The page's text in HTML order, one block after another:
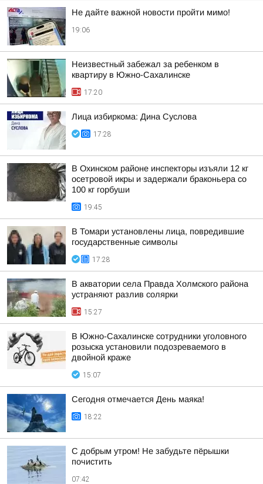
Не дайте важной новости пройти мимо!
19:06
Неизвестный забежал за ребенком в
квартиру в Южно-Сахалинске
17:20
Лица избиркома: Дина Суслова
17:28
В Охинском районе инспекторы изъяли 12 кг
осетровой икры и задержали браконьера со
100 кг горбуши
19:45
В Томари установлены лица, повредившие
государственные символы
17:28
В акватории села Правда Холмского района
устраняют разлив солярки
15:27
В Южно-Сахалинске сотрудники уголовного
розыска установили подозреваемого в
двойной краже
15:07
Сегодня отмечается День маяка!
18:22
С добрым утром! Не забудьте пёрышки
почистить
07:42